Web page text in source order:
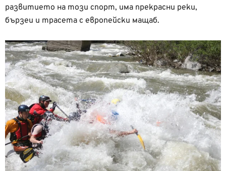
развитието на този спорт, има прекрасни реки,
бързеи и трасета с европейски мащаб.